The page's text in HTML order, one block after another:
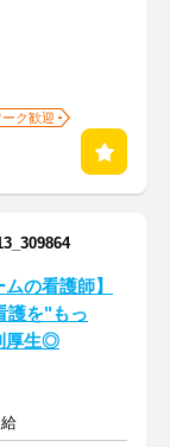
ク歓迎
の看護師】
護を"もっ
厚生◎